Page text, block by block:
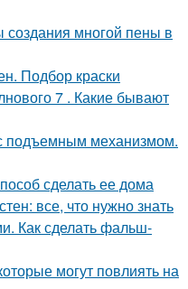
создания многой пены в
Подбор краски
7 . Какие бывают
подъемным механизмом.
сделать ее дома
все, что нужно знать
Как сделать фальш-
могут повлиять на